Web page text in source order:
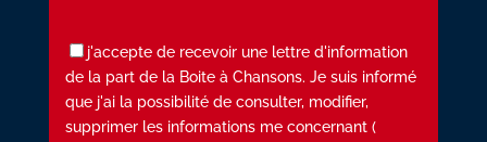
j'accepte de recevoir une lettre d'information
de la part de la Boite à Chansons. Je suis informé
que j'ai la possibilité de consulter, modifier,
supprimer les informations me concernant (